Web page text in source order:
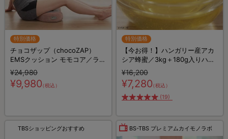
特別価格
チョコザップ（chocoZAP）
EMSクッション モモコア／ライ
ザップトレーナー監修
¥24,980
¥9,980（税込）
特別価格
【今お得！】ハンガリー産アカ
シア蜂蜜／3kg＋180g入りハニ
ーポット付き
¥16,200
¥7,280（税込）
(19)
TBSショッピングおすすめ BS-TBS プレミアムカイモノラボ